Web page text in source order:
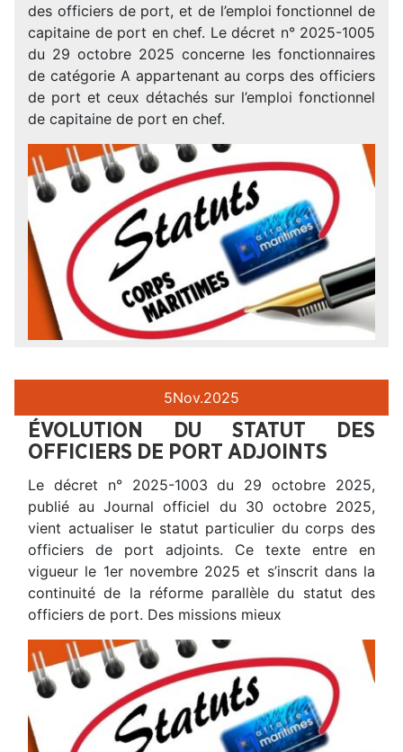
des officiers de port, et de l’emploi fonctionnel de
capitaine de port en chef. Le décret n° 2025-1005
du 29 octobre 2025 concerne les fonctionnaires
de catégorie A appartenant au corps des officiers
de port et ceux détachés sur l’emploi fonctionnel
de capitaine de port en chef.
5Nov.2025
ÉVOLUTION DU STATUT DES
OFFICIERS DE PORT ADJOINTS
Le décret n° 2025-1003 du 29 octobre 2025,
publié au Journal officiel du 30 octobre 2025,
vient actualiser le statut particulier du corps des
officiers de port adjoints. Ce texte entre en
vigueur le 1er novembre 2025 et s’inscrit dans la
continuité de la réforme parallèle du statut des
officiers de port. Des missions mieux